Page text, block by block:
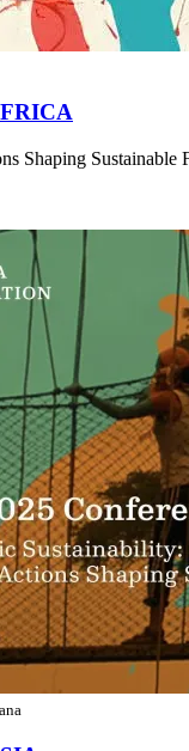
Shaping Sustainable